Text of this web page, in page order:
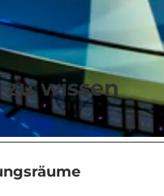
Christoph Arnet, arnet fotografik Christoph
zu wissen